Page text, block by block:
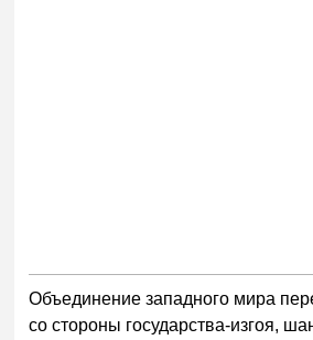
Объединение западного мира
со стороны государства-изгоя,